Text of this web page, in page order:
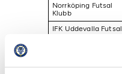
Norrköping Futsal
Klubb
IFK Uddevalla Futsal
AFC Eskilstuna